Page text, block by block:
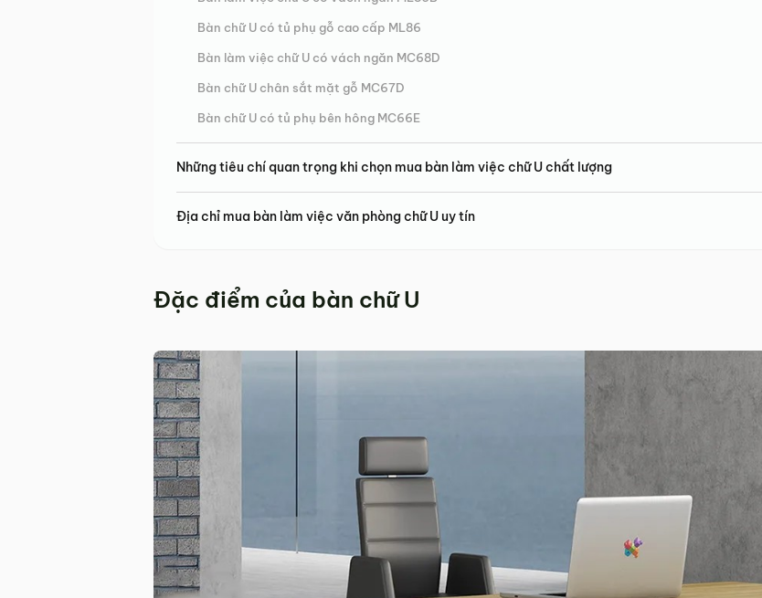
Bàn chữ U có tủ phụ gỗ cao cấp ML86
Bàn làm việc chữ U có vách ngăn MC68D
Bàn chữ U chân sắt mặt gỗ MC67D
Bàn chữ U có tủ phụ bên hông MC66E
Những tiêu chí quan trọng khi chọn mua bàn làm việc chữ U chất lượng
Địa chỉ mua bàn làm việc văn phòng chữ U uy tín
Đặc điểm của bàn chữ U